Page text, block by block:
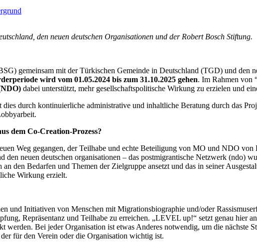
den neuen deutschen Organisationen und der Robert Bosch Stiftung.
gemeinsam mit der Türkischen Gemeinde in Deutschland (TGD) und den
wird vom 01.05.2024 bis zum 31.10.2025 gehen. Im Rahmen von
dabei unterstützt, mehr gesellschaftspolitische Wirkung zu erzielen und
dies durch kontinuierliche administrative und inhaltliche Beratung durch das
dem Co-Creation-Prozess?
Weg gegangen, der Teilhabe und echte Beteiligung von MO und NDO
neuen deutschen organisationen – das postmigrantische Netzwerk (ndo)
den Bedarfen und Themen der Zielgruppe ansetzt und das in seiner
Wirkung erzielt.
und Initiativen von Menschen mit Migrationsbiographie und/oder
Repräsentanz und Teilhabe zu erreichen. „LEVEL up!“ setzt genau hier
Bei jeder Organisation ist etwas Anderes notwendig, um die nächste
für den Verein oder die Organisation wichtig ist.